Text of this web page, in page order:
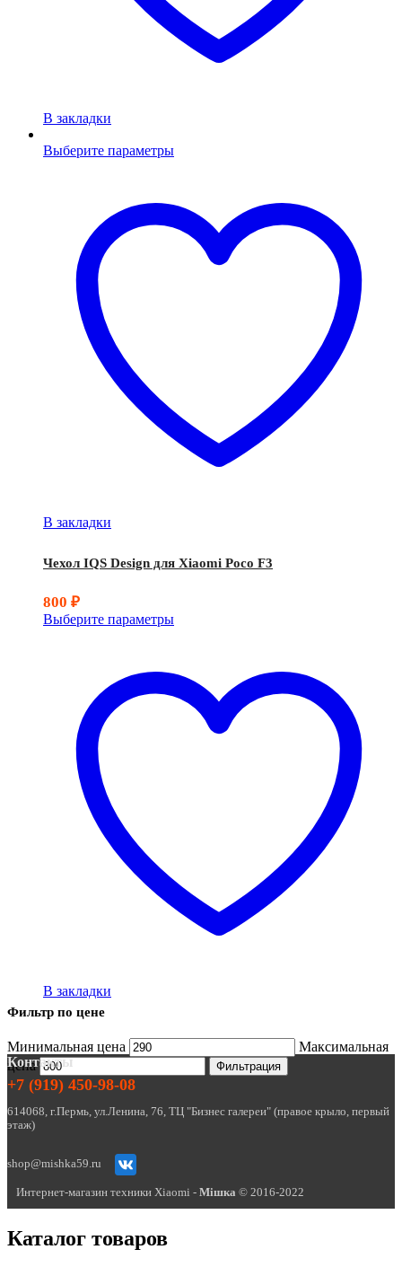
В закладки
Выберите параметры
В закладки
Чехол IQS Design для Xiaomi Poco F3
800 ₽
Выберите параметры
В закладки
Фильтр по цене
Минимальная цена
Максимальная
цена
Фильтрация
Контакты
+7 (919) 450-98-08
614068, г.Пермь, ул.Ленина, 76, ТЦ "Бизнес галереи" (правое крыло, первый
этаж)
shop@mishka59.ru
Интернет-магазин техники Xiaomi - Miшка © 2016-2022
Каталог товаров